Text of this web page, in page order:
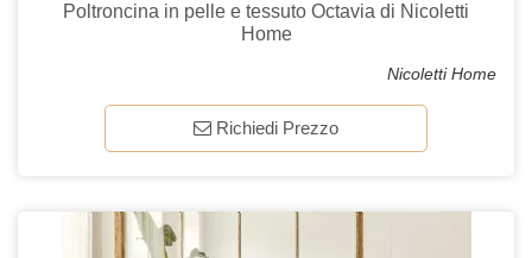
Poltroncina in pelle e tessuto Octavia di Nicoletti
Home
Nicoletti Home
Richiedi Prezzo